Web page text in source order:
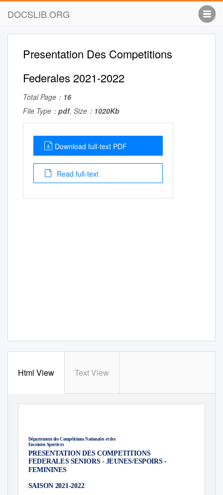
DOCSLIB.ORG
Presentation Des Competitions
Federales 2021-2022
Total Page： 16
File Type： pdf, Size： 1020Kb
Download full-text PDF
Read full-text
Html View Text View
Département des Compétitions Nationales et des
Enceintes Sportives
PRESENTATION DES COMPETITIONS
FEDERALES SENIORS - JEUNES/ESPOIRS -
FEMININES
SAISON 2021-2022